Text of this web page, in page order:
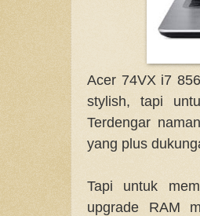
Acer 74VX i7
stylish, tapi
Terdengar
yang plus
Tapi untuk
upgrade RAM